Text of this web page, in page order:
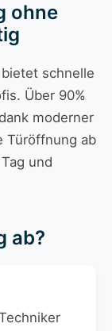
ohne
bietet schnelle
Über 90%
moderner
Türöffnung ab
und
ab?